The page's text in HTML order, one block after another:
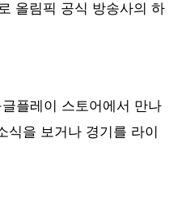
올림픽 공식 방송사의 하
플레이 스토어에서 만나
식을 보거나 경기를 라이